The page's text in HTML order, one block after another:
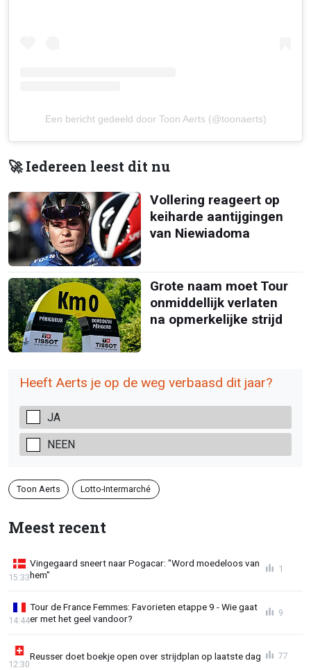
Een bericht gedeeld door Toon Aerts (@toonaerts)
🚀 Iedereen leest dit nu
Vollering reageert op
keiharde aantijgingen
van Niewiadoma
Grote naam moet Tour
onmiddellijk verlaten
na opmerkelijke strijd
Heeft Aerts je op de weg verbaasd dit jaar?
JA
NEEN
Toon Aerts Lotto-Intermarché
Meest recent
Vingegaard sneert naar Pogacar: "Word moedeloos van
hem"
15:33
1
Tour de France Femmes: Favorieten etappe 9 - Wie gaat
er met het geel vandoor?
14:44
9
Reusser doet boekje open over strijdplan op laatste dag
12:30
77